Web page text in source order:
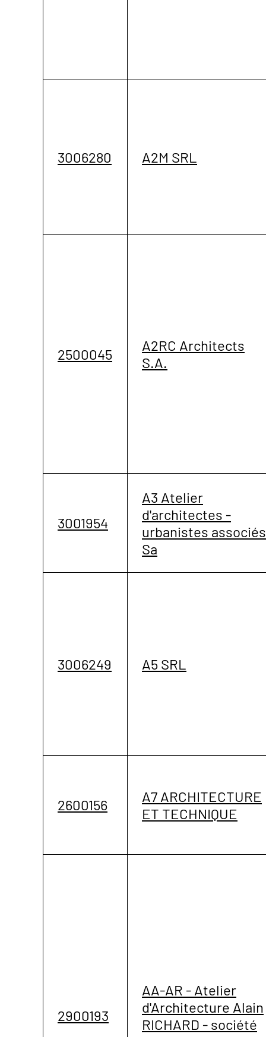
3006280 A2M SRL
2500045
A2RC Architects
S.A.
3001954
A3 Atelier
d'architectes -
urbanistes associés
Sa
3006249 A5 SRL
2600156
A7 ARCHITECTURE
ET TECHNIQUE
2900193
AA-AR - Atelier
d'Architecture Alain
RICHARD - société